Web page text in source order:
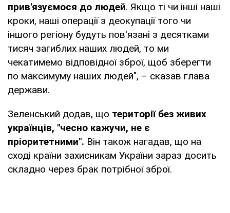
прив'язуємося до людей. Якщо ті чи інші наші
кроки, наші операції з деокупації того чи
іншого регіону будуть пов'язані з десятками
тисяч загиблих наших людей, то ми
чекатимемо відповідної зброї, щоб зберегти
по максимуму наших людей", – сказав глава
держави.
Зеленський додав, що території без живих
українців, "чесно кажучи, не є
пріоритетними". Він також нагадав, що на
сході країни захисникам України зараз досить
складно через брак потрібної зброї.